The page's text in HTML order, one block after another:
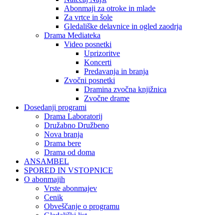
Abonmaji za otroke in mlade
Za vrtce in šole
Gledališke delavnice in ogled zaodrja
Drama Mediateka
Video posnetki
Uprizoritve
Koncerti
Predavanja in branja
Zvočni posnetki
Dramina zvočna knjižnica
Zvočne drame
Dosedanji programi
Drama Laboratorij
Družabno Družbeno
Nova branja
Drama bere
Drama od doma
ANSAMBEL
SPORED IN VSTOPNICE
O abonmajih
Vrste abonmajev
Cenik
Obveščanje o programu